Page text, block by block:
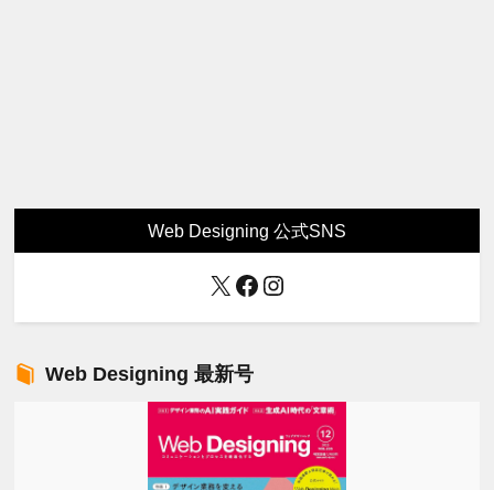
Web Designing 公式SNS
X Facebook
Instagram
Web Designing 最新号